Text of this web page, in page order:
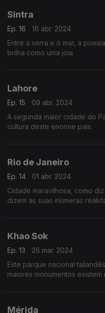
Sintra
Ep. 16
16 abr. 2024
Entre a serra e o mar, a
brilha como uma joia
Lahore
Ep. 15
09 abr. 2024
A segunda maior cidade do
cultura deste enorme país.
Rio de Janeiro
Ep. 14
01 abr. 2024
Cidade maravilhosa, como
dizem as suas inúmeras
Khao Sok
Ep. 13
26 mar. 2024
Este parque nacional
maiores monumentos existem
Mérida